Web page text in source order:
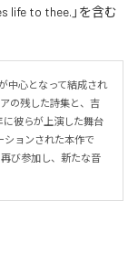
life to thee.」を含む
中心となって結成され
の残した詩集と、吉
彼らが上演した舞台
ションされた本作で
び参加し、新たな音